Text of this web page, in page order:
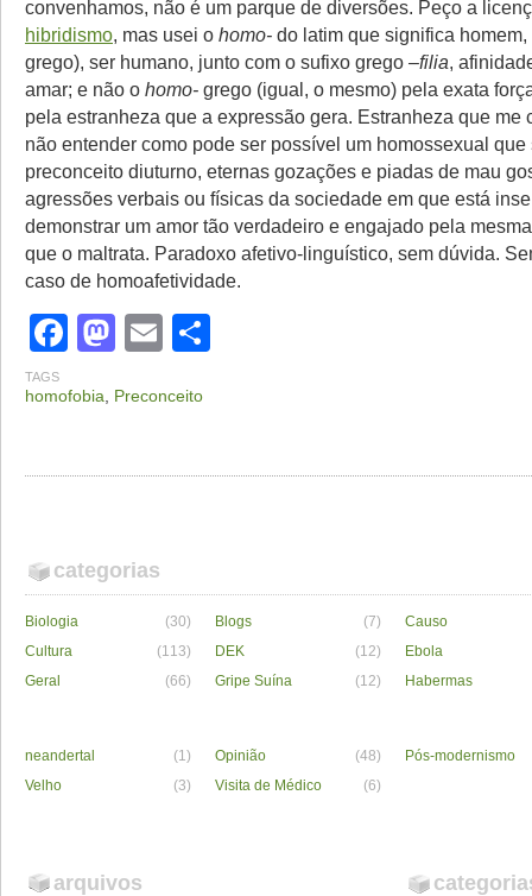
convenhamos, não é um parque de diversões. Peço a
hibridismo, mas usei o homo- do latim que significa homem,
grego), ser humano, junto com o sufixo grego –filia,
amar; e não o homo- grego (igual, o mesmo) pela exata
pela estranheza que a expressão gera. Estranheza que me
não entender como pode ser possível um homossexual que
preconceito diuturno, eternas gozações e piadas de mau
agressões verbais ou físicas da sociedade em que está
demonstrar um amor tão verdadeiro e engajado pela
que o maltrata. Paradoxo afetivo-linguístico, sem dúvida.
caso de homoafetividade.
Facebook
Mastodon
Email
TAGS
homofobia Preconceito
categorias
Biologia (30) Blogs (7)
Causo
Cultura
(113) DEK (12)
Ebola
Geral
(66) Gripe Suína (12) Habermas
neandertal (1) Opinião (48)
Pós-modernismo
Velho
(3) Visita de Médico (6)
arquivos